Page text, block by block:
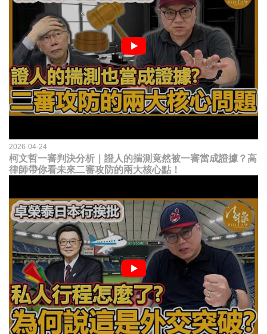
2026-04-24
柯文哲一審判決分析｜證人的揣測竟然被一審當成證據？高
律師帶你看未來二審攻防的兩大核心點！